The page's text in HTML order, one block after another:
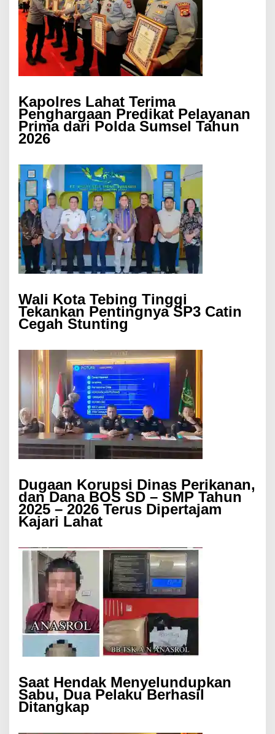
Kapolres Lahat Terima
Penghargaan Predikat Pelayanan
Prima dari Polda Sumsel Tahun
2026
Wali Kota Tebing Tinggi
Tekankan Pentingnya SP3 Catin
Cegah Stunting
Dugaan Korupsi Dinas Perikanan,
dan Dana BOS SD – SMP Tahun
2025 – 2026 Terus Dipertajam
Kajari Lahat
Saat Hendak Menyelundupkan
Sabu, Dua Pelaku Berhasil
Ditangkap